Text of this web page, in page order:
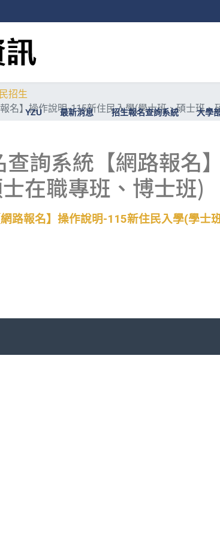
YZU 最新消息 招生報名查詢系統 大學
招生
名】操作說明-115新住民入學(學士班、碩士班、
查詢系統【網路報名
在職專班、博士班)
路報名】操作說明-115新住民入學(學士